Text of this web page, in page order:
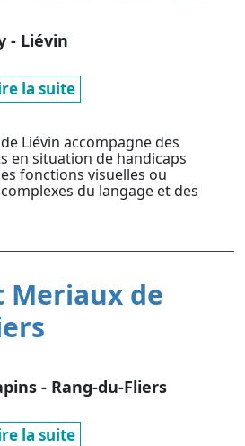
- Liévin
la suite
de Liévin accompagne des
en situation de handicaps
fonctions visuelles ou
du langage et des
Meriaux de
- Rang-du-Fliers
la suite